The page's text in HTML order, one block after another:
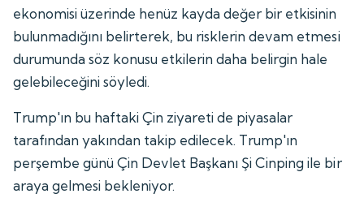
ekonomisi üzerinde henüz kayda değer bir etkisinin
bulunmadığını belirterek, bu risklerin devam etmesi
durumunda söz konusu etkilerin daha belirgin hale
gelebileceğini söyledi.
Trump'ın bu haftaki Çin ziyareti de piyasalar
tarafından yakından takip edilecek. Trump'ın
perşembe günü Çin Devlet Başkanı Şi Cinping ile bir
araya gelmesi bekleniyor.